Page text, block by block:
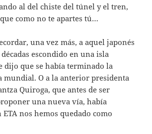
al del chiste del túnel y el tren,
como no te apartes tú…
una vez más, a aquel japonés
escondido en una isla
dijo que se había terminado la
mundial. O a la anterior presidenta
Quiroga, que antes de ser
una nueva vía, había
ETA nos hemos quedado como